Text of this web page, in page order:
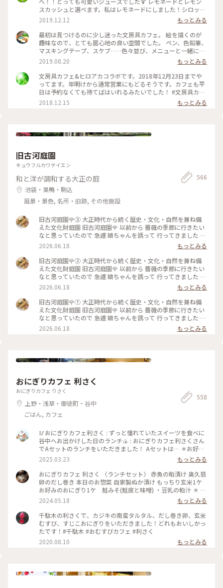
スカッシュと選べます。私はレモネードにしました！シロップ
はブドウ🍇とパイナップル🍍！ たくさんある画材をお借りし
て、１時間かけてお絵描きしました。 #東京観光#渋谷区#文房
具カフェ#レモネード#文具女子博
2019.12.12
もっとみる
最初は見つけるのに少し迷った文房具カフェ。 絵を描くのが
趣味なので、とても居心地の良い空間でした。 ペン、色鉛筆、
マスキングテープ、スケブ……色々並び、メニューと一緒に落
書きできるランチマットも。各席に色鉛筆が置いてあります。
アカデミックな文具かと思いきや、品揃えは意外と面白グッズ
系でした。それは人を選ぶかも？ もちろん本も揃っているの
でずっと居られるカフェでした。 写真はほうじ茶クレームブ
リュレ。 レジは、食事も文房具も一緒なのでちょっと混み合
います。 アニメやマンガとのコラボも結構しているみたいです
ね #カフェ #東京 #都内 #文房具カフェ #アニメコラボ
2019.08.20
もっとみる
文房具カフェ&ヒロアカコラボです。2018年12月23日までや
ってます。年明けから通常営業にもどるそうです。カフェも平
日は予約なくても待てばはいれるみたいでした！ #文房具カフ
ェ ＃ヒーローアカデミア
2018.12.15 もっとみる
旧古河庭園
キュウフルカワテイエン
和と洋が調和する大正の庭
池袋・巣鴨・駒込
風景・景色, 名所・旧跡, その他施設
566
旧古河庭園🌹③ 大正時代から続く歴史・文化・自然を兼ね備
えた文化財庭園⁡ 旧古河庭園🌹 以前から 薔薇の季節に行きたい
なと思っていたので 急遽 娘ちゃんを誘って 行ってきました 先
日の花ファンタジアで また出遅れてしまい まだ薔薇に未練が
あったので🥹 ⁡ やはり見頃は過ぎてしまっていましたが この広
さで 本当にたくさんの種類の薔薇が咲いていて 素敵な庭園で
した✨️ ⁡ 次に行く時は 今回 時間がなくて寄れなかった 洋館の喫
茶室で ゆっくりお茶をしたいです☕️🫖 ⁡ 2026.5.25 📸 ⁡ #旧古河
2026.06.18
もっとみる
旧古河庭園🌹② 大正時代から続く歴史・文化・自然を兼ね備
えた文化財庭園⁡ 旧古河庭園🌹 以前から 薔薇の季節に行きたい
なと思っていたので 急遽 娘ちゃんを誘って 行ってきました 先
日の花ファンタジアで また出遅れてしまい まだ薔薇に未練が
あったので🥹 ⁡ やはり見頃は過ぎてしまっていましたが この広
さで 本当にたくさんの種類の薔薇が咲いていて 素敵な庭園で
した✨️ ⁡ 次に行く時は 今回 時間がなくて寄れなかった 洋館の喫
茶室で ゆっくりお茶をしたいです☕️🫖 ⁡ 2026.5.25 📸 ⁡ #旧古河
2026.06.18
もっとみる
旧古河庭園🌹① 大正時代から続く歴史・文化・自然を兼ね備
えた文化財庭園⁡ 旧古河庭園🌹 以前から 薔薇の季節に行きたい
なと思っていたので 急遽 娘ちゃんを誘って 行ってきました 先
日の花ファンタジアで また出遅れてしまい まだ薔薇に未練が
あったので🥹 ⁡ やはり見頃は過ぎてしまっていましたが この広
茶室で ゆっくりお茶をしたいです☕️🫖 ⁡ 2026.5.25 📸 ⁡ #旧古河
2026.06.18 もっとみる
おにぎりカフェ 利さく
おにぎりカフェ りさく
上野・浅草・御徒町・谷中
ごはん, カフェ
558
🥢おにぎりカフェ利さく : ずっと憧れていたスイーツを食べに
谷中へお出かけした日のランチ🍙 : おにぎりカフェ利さくさん
でAセットのランチをいただきました！ Aセットは… ＊お好み
のおにぎり2個 ＊お好みのスープ を選べて¥900でした✨ おに
ぎりは30種類ほどあり、注文が入ってから作ってくれるシステ
ムです🍙 とにかく種類が多いので、気になるおにぎりがたく
さん🤤 迷いに迷って、『炙りみそにぎり』と『クリームチーズ
たらこ』を選びました！ おにぎり屋さんのおにぎり…✨ お米
や海苔、塩などの素材、炊き方にもこだわっていてとっても美
味しかったです♡ スープは季節限定の『豆乳の粕汁』を選び
ました！ まろやかで優しい味で美味しかった😌 : スイーツをい
ただく予定があったのでお昼は控えめに。 それでも、意外と
お腹いっぱいになりました🎵 : お店は千駄木駅の近くで行きや
すいです🌟 平日のお休みの日に行きましたが、意外と混んで
いて20分くらい待って座れました。 外国人の方が多かった
#milkのミルキーな毎日
2025.03.23
もっとみる
おにぎりカフェ 利さく 〈ランチセット〉 赤魚の粕漬け 奥久慈
卵のだし巻き 本日のお惣菜 自家製ぬか漬け もっちり玄米1ケ
お好みのおにぎり1ケ 鮭みそ(鮭皮と味噌) ・豆乳の粕汁 ＊ お
久しぶりのおにぎりランチ☆ 千駄木駅近くの「おにぎりカフ
ェ 利さく」へ…☆ おにぎりと小鉢いろいろの お得なランチセ
ット☆ お好みのおにぎり1ケには 悩んだ末に鮭みそ(鮭皮と味
噌)を☆ 赤魚の粕漬けやだし巻き 小松菜のお浸し ぬか漬け ど
れもおいしくホッとする味わい☆ 鮭みそのおにぎりも もちろ
んおいしかったですが もっちり玄米がまた たまらなく味わい
深いおいしさ☆☆☆ やっぱり おにぎり屋さんのおにぎりはお
2024.05.18
もっとみる
千駄木の利さくで、カジキの南蛮タルタル、だし巻き卵、玄米
むすび、すじこおにぎりをいただきました！どれもおいしかっ
たです！#千駄木 #おむすびカフェ #利さく
2020.08.10
もっとみる